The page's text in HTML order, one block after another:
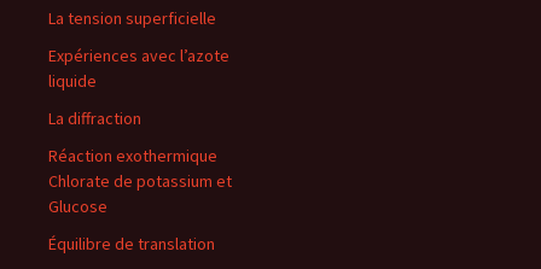
La tension superficielle
Expériences avec l’azote
liquide
La diffraction
Réaction exothermique
Chlorate de potassium et
Glucose
Équilibre de translation